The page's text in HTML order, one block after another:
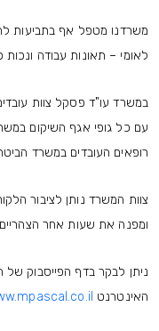
משרדנו מטפל אף בתביעות
לאומי – תאונות עבודה ונכות
במשרד עו"ד פסקל צוות
עם כל גופי אגף השיקום
רופאים העובדים במשרד
צוות המשרד נותן לציבור
ומפנה את שעות אחר הצהריים
ניתן לבקר בדף הפייסבוק של
האינטרנט